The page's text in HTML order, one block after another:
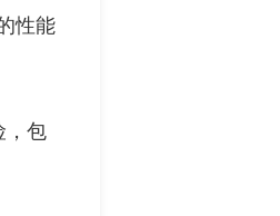
性能
，包